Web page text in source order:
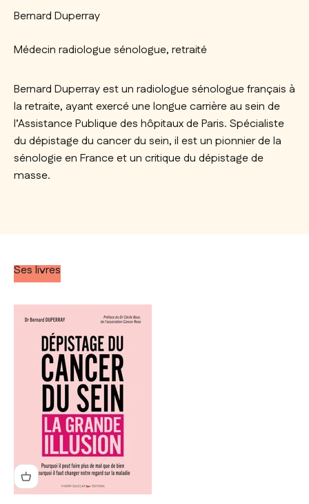
Bernard Duperray
Médecin radiologue sénologue, retraité
Bernard Duperray est un radiologue sénologue français à
la retraite, ayant exercé une longue carrière au sein de
l’Assistance Publique des hôpitaux de Paris. Spécialiste
du dépistage du cancer du sein, il est un pionnier de la
sénologie en France et un critique du dépistage de
masse.
Ses livres